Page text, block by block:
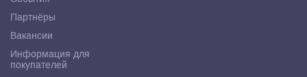
Партнёры
Вакансии
Информация для
покупателей